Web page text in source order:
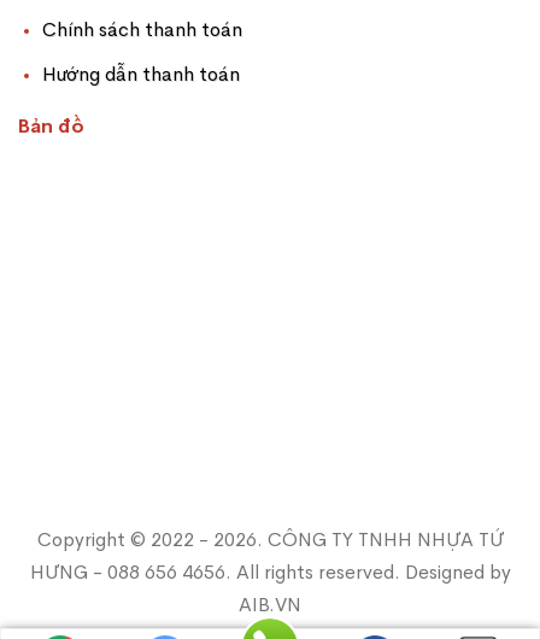
Chính sách thanh toán
Hướng dẫn thanh toán
Bản đồ
Copyright © 2022 - 2026. CÔNG TY TNHH NHỰA TỨ
HƯNG - 088 656 4656. All rights reserved. Designed by
AIB.VN